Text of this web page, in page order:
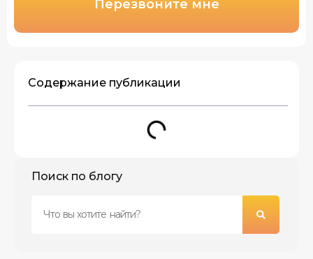
Перезвоните мне
Содержание публикации
Поиск по блогу